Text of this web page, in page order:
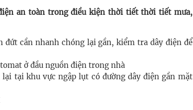
an toàn trong điều kiện thời tiết thời tiết mưa,
cần nhanh chóng lại gần, kiểm tra dây điện để
ở đầu nguồn điện trong nhà
tại khu vực ngập lụt có đường dây điện gần mặt